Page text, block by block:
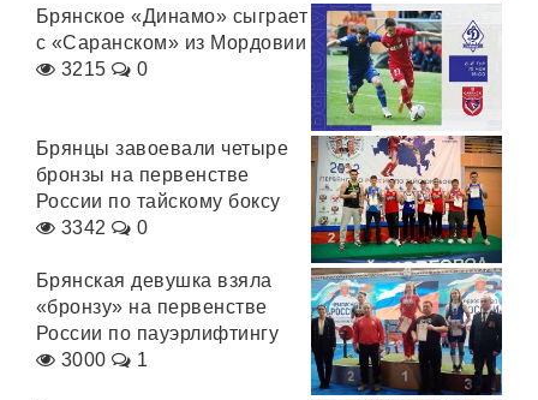
Брянское «Динамо» сыграет
с «Саранском» из Мордовии
3215
0
Брянцы завоевали четыре
бронзы на первенстве
России по тайскому боксу
3342
0
Брянская девушка взяла
«бронзу» на первенстве
России по пауэрлифтингу
3000
1